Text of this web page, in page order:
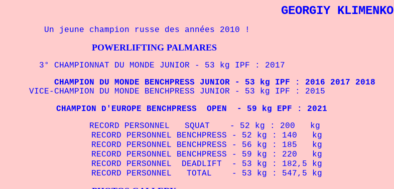
GEORGIY KLIMENKO
Un jeune champion russe des années 2010 !
POWERLIFTING PALMARES
3° CHAMPIONNAT DU MONDE JUNIOR - 53 kg IPF : 2017
CHAMPION DU MONDE BENCHPRESS JUNIOR - 53 kg IPF : 2016 2017 2018
VICE-CHAMPION DU MONDE BENCHPRESS JUNIOR - 53 kg IPF : 2015
CHAMPION D'EUROPE BENCHPRESS OPEN
- 59 kg EPF : 2021
RECORD PERSONNEL SQUAT - 52 kg : 200 kg
RECORD PERSONNEL BENCHPRESS - 52 kg : 140 kg
RECORD PERSONNEL BENCHPRESS - 56 kg : 185 kg
RECORD PERSONNEL BENCHPRESS - 59 kg : 220 kg
RECORD PERSONNEL DEADLIFT - 53 kg : 182,5 kg
RECORD PERSONNEL TOTAL - 53 kg : 547,5 kg